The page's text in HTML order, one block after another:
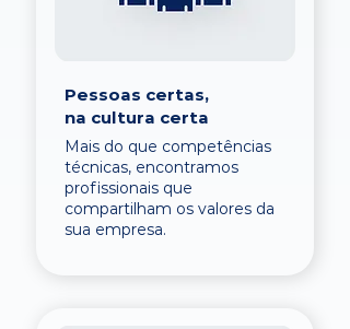
Pessoas certas,
na cultura certa
Mais do que competências
técnicas, encontramos
profissionais que
compartilham os valores da
sua empresa.